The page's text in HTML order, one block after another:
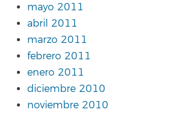
mayo 2011
abril 2011
marzo 2011
febrero 2011
enero 2011
diciembre 2010
noviembre 2010